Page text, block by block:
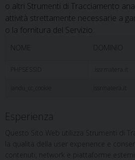
o altri Strumenti di Tracciamento
attività strettamente necessarie a
o la fornitura del Servizio.
NOME DOMINIO
.issrmatera.it
Esperienza
Questo Sito Web utilizza Strumenti di
la qualità della user experience e
contenuti, network e piattaforme esterni.